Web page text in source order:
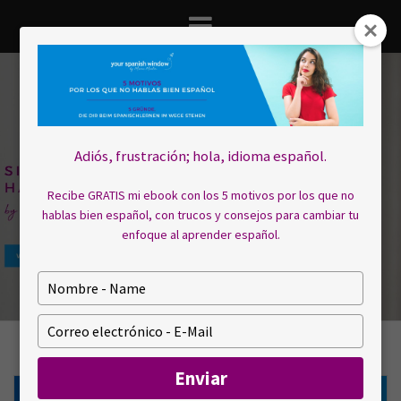
contenido
Adiós, frustración; hola, idioma español.
Recibe GRATIS mi ebook con los 5 motivos por los que no
hablas bien español, con trucos y consejos para cambiar tu
enfoque al aprender español.
s
c
i
s
c
Enviar